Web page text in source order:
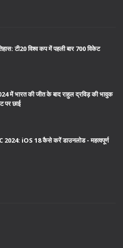
टी20 विश्व कप में पहली बार 700 विकेट
में भारत की जीत के बाद राहुल द्रविड़ की भावुक
पर छाई
iOS 18 कैसे करें डाउनलोड - महत्वपूर्ण